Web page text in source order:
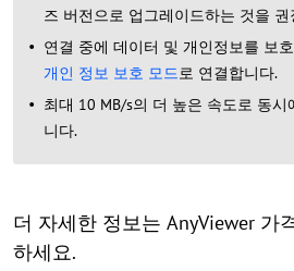
즈 버전으로 업그레이드하는 것을 권
연결 중에 데이터 및 개인정보를 보
개인 정보 보호 모드로 연결합니다.
최대 10 MB/s의 더 높은 속도로 동
니다.
더 자세한 정보는 AnyViewer 가
하세요.